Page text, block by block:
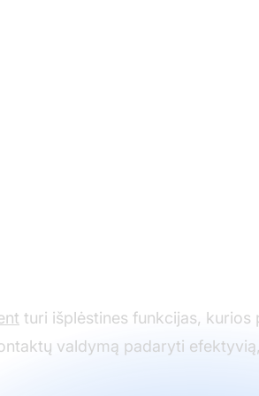
turi išplėstines funkcijas, kurios
valdymą padaryti